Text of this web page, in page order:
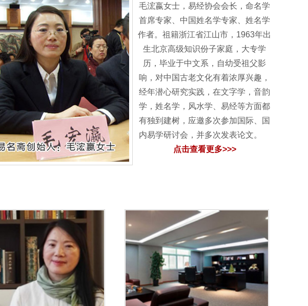
毛浤嬴女士，易经协会会长，命名学
首席专家、中国姓名学专家、姓名学
作者。祖籍浙江省江山市，1963年出
生北京高级知识份子家庭，大专学
历，毕业于中文系，自幼受祖父影
响，对中国古老文化有着浓厚兴趣，
经年潜心研究实践，在文字学，音韵
学，姓名学，风水学、易经等方面都
有独到建树，应邀多次参加国际、国
内易学研讨会，并多次发表论文。
点击查看更多>>>